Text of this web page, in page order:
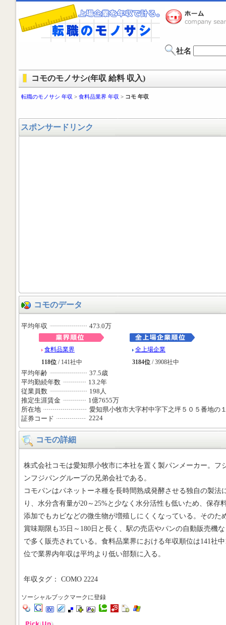
社名
コモのモノサシ(年収 給料 収入)
転職のモノサシ 年収 > 食料品業界 年収 > コモ 年収
スポンサードリンク
コモのデータ
平均年収 473.0万
食料品業界
118位 / 141社中
全上場企業
3184位 / 3908社中
平均年齢
37.5歳
平均勤続年数
13.2年
従業員数
198人
推定生涯賃金
1億7655万
所在地
愛知県小牧市大字村中字下之坪５０５番地の
証券コード
2224
コモの詳細
株式会社コモは愛知県小牧市に本社を置く製パンメーカー。フ
ンフジパングループの兄弟会社である。
コモパンはパネットーネ種を長時間熟成発酵させる独自の製法
り、水分含有量が20～25%と少なく水分活性も低いため、保存
添加でもカビなどの微生物が増殖しにくくなっている。そのた
賞味期限も35日～180日と長く、駅の売店やパンの自動販売機
で多く販売されている。食料品業界における年収順位は141社中
位で業界内年収は平均より低い部類に入る。
年収タグ： COMO 2224
ソーシャルブックマークに登録